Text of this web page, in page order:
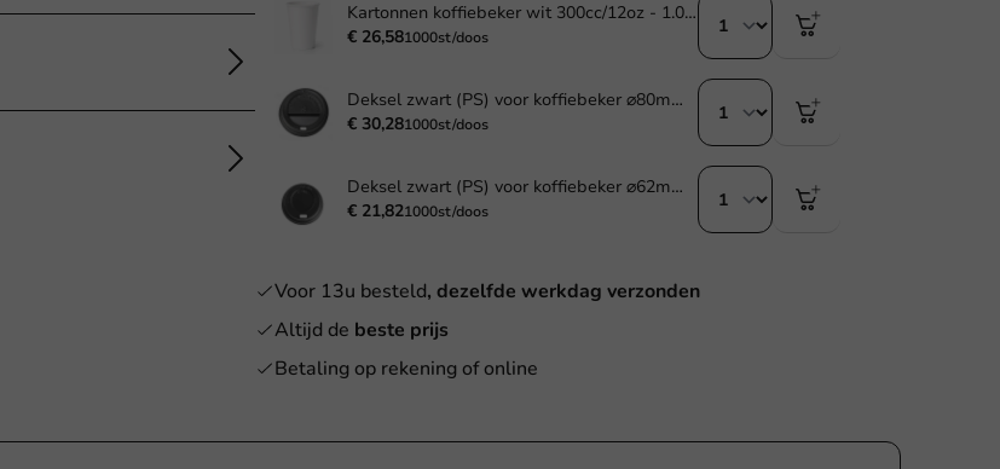
Kartonnen koffiebeker wit 300cc/12oz - 1.000st.
€ 26,581000st/doos
Deksel zwart (PS) voor koffiebeker ⌀80mm/8oz - 1.000 st.
€ 30,281000st/doos
Deksel zwart (PS) voor koffiebeker ⌀62mm/4oz - 1.000 st.
€ 21,821000st/doos
Voor 13u besteld, dezelfde werkdag verzonden
Altijd de beste prijs
Betaling op rekening of online